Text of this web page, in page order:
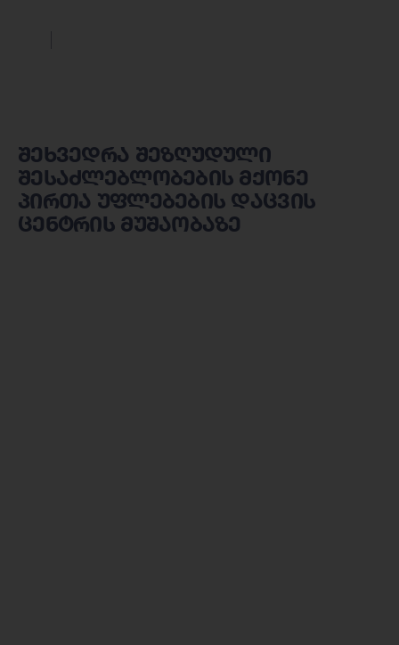
შეხვედრა შეზღუდული
შესაძლებლობების მქონე
პირთა უფლებების დაცვის
ცენტრის მუშაობაზე